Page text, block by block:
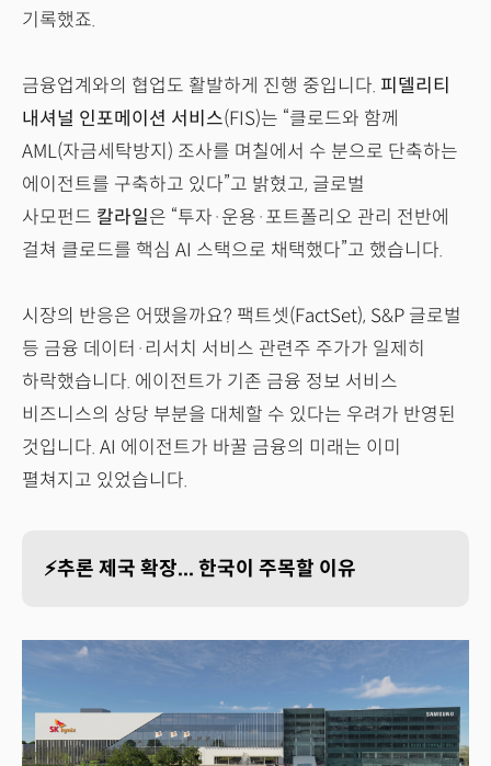
기록했죠.
금융업계와의 협업도 활발하게 진행 중입니다. 피델리티
내셔널 인포메이션 서비스(FIS)는 “클로드와 함께
AML(자금세탁방지) 조사를 며칠에서 수 분으로 단축하는
에이전트를 구축하고 있다”고 밝혔고, 글로벌
사모펀드 칼라일은 “투자·운용·포트폴리오 관리 전반에
걸쳐 클로드를 핵심 AI 스택으로 채택했다”고 했습니다.
시장의 반응은 어땠을까요? 팩트셋(FactSet), S&P 글로벌
등 금융 데이터·리서치 서비스 관련주 주가가 일제히
하락했습니다. 에이전트가 기존 금융 정보 서비스
비즈니스의 상당 부분을 대체할 수 있다는 우려가 반영된
것입니다. AI 에이전트가 바꿀 금융의 미래는 이미
펼쳐지고 있었습니다.
⚡추론 제국 확장... 한국이 주목할 이유